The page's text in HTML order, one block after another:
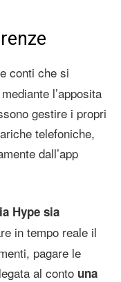
conti che si
l’apposita
gestire i propri
telefoniche,
dall’app
Hype sia
in tempo reale il
pagare le
al conto una